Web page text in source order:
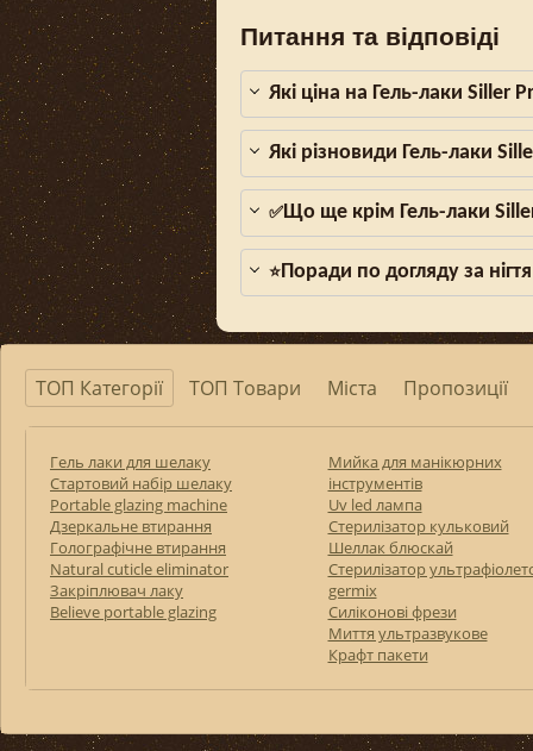
Питання та відповіді
Які ціна на Гель-лаки Siller
Які різновиди Гель-лаки
✅Що ще крім Гель-лаки
⭐Поради по догляду за
ТОП Категорії ТОП Товари Міста Пропозиції
Гель лаки для шелаку
Стартовий набір шелаку
Portable glazing machine
Дзеркальне втирання
Голографічне втирання
Natural cuticle eliminator
Закріплювач лаку
Believe portable glazing
Мийка для манікюрних
інструментів
Uv led лампа
Стерилізатор кульковий
Шеллак блюскай
Стерилізатор
germix
Силіконові фрези
Миття ультразвукове
Крафт пакети